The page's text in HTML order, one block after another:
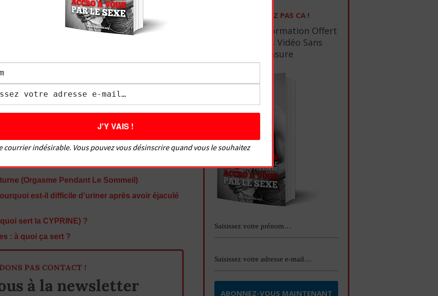
parcours difficile. J’ai connu les problèmes que
en soi, éjaculation précoce, difficultés à
me suis formé pour devenir un bon coup au lit,
et d’aider de nombreux hommes à bien faire
jouir une fille. Soucieux de satisfaire tout le monde,
sur comment bien faire l’amour à un
à un homme. Le Grivois vous donne des
pour savoir comment faire l’amour mais
des sujets variés comme : comment bien
doigter une fille, comment faire un cunnilingus,
faire une fellation, les meilleures positions, etc.
(Orgasme Pendant Le Sommeil)
est-il difficile d’uriner après avoir éjaculé
sert la CYPRINE) ?
: à quoi ça sert ?
PAS CONTACT !
à la newsletter
NE RATEZ PAS CA !
1 Ebook De Formation Offert
+ 10 Tutos Vidéo Sans
Censure
courrier indésirable. Vous pouvez vous désinscrire quand vous le souhaitez